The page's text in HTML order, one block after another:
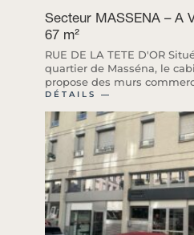
Secteur MASSENA – A
67 m²
RUE DE LA TETE D'OR
quartier de Masséna, le
propose des murs
DÉTAILS ―